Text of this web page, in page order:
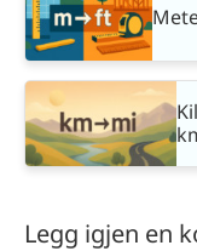
Legg igjen en